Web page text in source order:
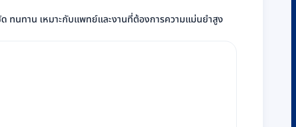
ทนทาน เหมาะกับแพทย์และงานที่ต้องการความแม่นยำสูง